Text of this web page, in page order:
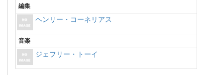
編集
ヘンリー・コーネリアス
音楽
ジェフリー・トーイ